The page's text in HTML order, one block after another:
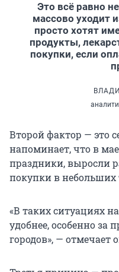
Это всё равно
массово уходит
просто хотят
продукты,
покупки, если
Второй фактор — это
напоминает, что в
праздники, выросли
покупки в небольших
«В таких ситуациях
удобнее, особенно за
городов», — отмечает